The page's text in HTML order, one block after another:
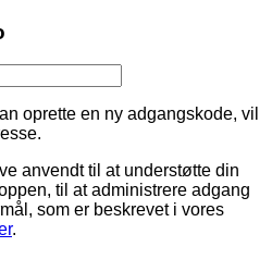
oprette en ny adgangskode, vil
anvendt til at understøtte din
til at administrere adgang
som er beskrevet i vores
.